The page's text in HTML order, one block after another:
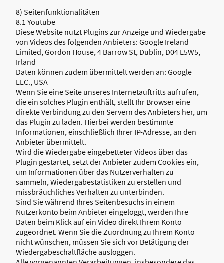
8) Seitenfunktionalitäten
8.1 Youtube
Diese Website nutzt Plugins zur Anzeige und Wiedergabe
von Videos des folgenden Anbieters: Google Ireland
Limited, Gordon House, 4 Barrow St, Dublin, D04 E5W5,
Irland
Daten können zudem übermittelt werden an: Google
LLC., USA
Wenn Sie eine Seite unseres Internetauftritts aufrufen,
die ein solches Plugin enthält, stellt Ihr Browser eine
direkte Verbindung zu den Servern des Anbieters her, um
das Plugin zu laden. Hierbei werden bestimmte
Informationen, einschließlich Ihrer IP-Adresse, an den
Anbieter übermittelt.
Wird die Wiedergabe eingebetteter Videos über das
Plugin gestartet, setzt der Anbieter zudem Cookies ein,
um Informationen über das Nutzerverhalten zu
sammeln, Wiedergabestatistiken zu erstellen und
missbräuchliches Verhalten zu unterbinden.
Sind Sie während Ihres Seitenbesuchs in einem
Nutzerkonto beim Anbieter eingeloggt, werden Ihre
Daten beim Klick auf ein Video direkt Ihrem Konto
zugeordnet. Wenn Sie die Zuordnung zu Ihrem Konto
nicht wünschen, müssen Sie sich vor Betätigung der
Wiedergabeschaltfläche ausloggen.